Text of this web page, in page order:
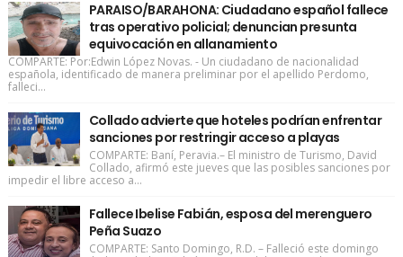
PARAISO/BARAHONA: Ciudadano español fallece
tras operativo policial; denuncian presunta
equivocación en allanamiento
COMPARTE: Por:Edwin López Novas. - Un ciudadano de nacionalidad
española, identificado de manera preliminar por el apellido Perdomo,
falleci...
Collado advierte que hoteles podrían enfrentar
sanciones por restringir acceso a playas
COMPARTE: Baní, Peravia.– El ministro de Turismo, David
Collado, afirmó este jueves que las posibles sanciones por
impedir el libre acceso a...
Fallece Ibelise Fabián, esposa del merenguero
Peña Suazo
COMPARTE: Santo Domingo, R.D. – Falleció este domingo